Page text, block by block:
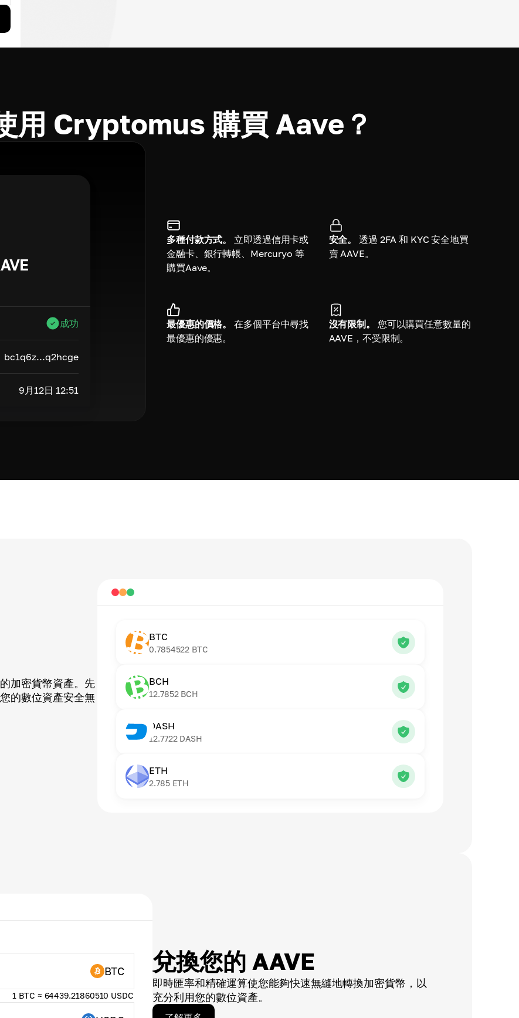
用 Cryptomus 購買 Aave？
成功
bc1q6z...q2hcge
9月12日 12:51
多種付款方式。
立即透過信用卡或
金融卡、銀行轉帳、Mercuryo 等
購買Aave。
安全。
透過 2FA 和 KYC 安全地買
賣 AAVE。
最優惠的價格。
在多個平台中尋找
最優惠的優惠。
沒有限制。
您可以購買任意數量的
AAVE，不受限制。
加密貨幣資產。先
的數位資產安全無
BTC
0.7854522 BTC
BCH
12.7852 BCH
DASH
12.7722 DASH
ETH
2.785 ETH
兌換您的 AAVE
即時匯率和精確運算使您能夠快速無縫地轉換加密貨幣，以
充分利用您的數位資產。
BTC
1 BTC ≈ 64439.21860510 USDC